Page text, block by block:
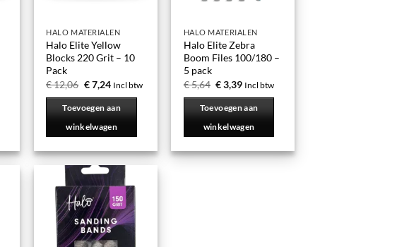
HALO MATERIALEN
Halo Elite Yellow
Blocks 220 Grit – 10
Pack
€12,06 €7,24 Incl btw
Toevoegen aan
winkelwagen
HALO MATERIALEN
Halo Elite Zebra
Boom Files 100/180 –
5 pack
€5,64 €3,39 Incl btw
Toevoegen aan
winkelwagen